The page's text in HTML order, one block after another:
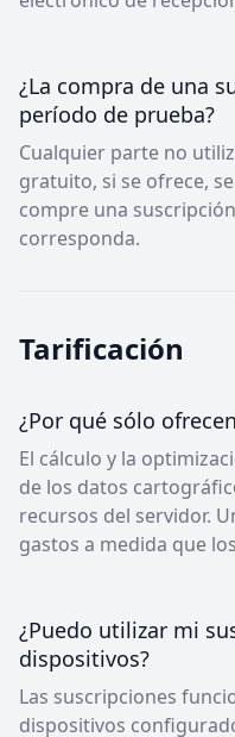
¿La compra de una
período de prueba?
Cualquier parte no
gratuito, si se ofrece,
compre una
corresponda.
Tarificación
¿Por qué sólo
El cálculo y la
de los datos
recursos del servidor.
gastos a medida que
¿Puedo utilizar mi
dispositivos?
Las suscripciones
dispositivos